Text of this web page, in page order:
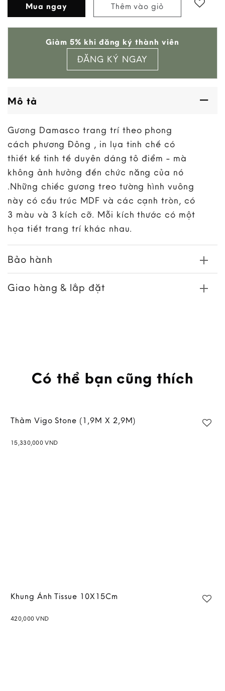
Mua ngay Thêm vào giỏ
wishlist
Giảm 5% khi đăng ký thành viên
ĐĂNG KÝ NGAY
Mô tả
Gương Damasco trang trí theo phong
cách phương Đông , in lụa tinh chế có
thiết kế tinh tế duyên dáng tô điểm - mà
không ảnh hưởng đến chức năng của nó
.Những chiếc gương treo tường hình vuông
này có cấu trúc MDF và các cạnh tròn, có
3 màu và 3 kích cỡ. Mỗi kích thước có một
họa tiết trang trí khác nhau.
Bảo hành
Giao hàng & lắp đặt
Có thể bạn cũng thích
Thảm Vigo Stone (1,9M X 2,9M)
15,330,000VND
Khung Ảnh Tissue 10X15Cm
420,000VND